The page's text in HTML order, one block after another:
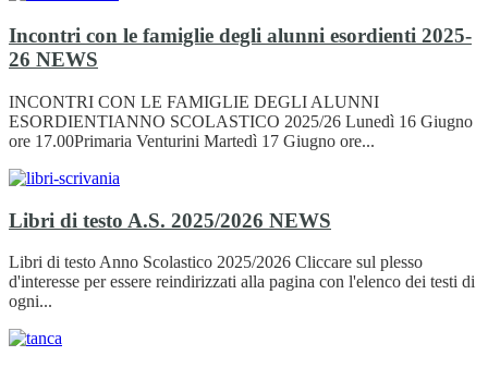
Incontri con le famiglie degli alunni esordienti 2025-
26 NEWS
INCONTRI CON LE FAMIGLIE DEGLI ALUNNI
ESORDIENTIANNO SCOLASTICO 2025/26 Lunedì 16 Giugno
ore 17.00Primaria Venturini Martedì 17 Giugno ore...
Libri di testo A.S. 2025/2026 NEWS
Libri di testo Anno Scolastico 2025/2026 Cliccare sul plesso
d'interesse per essere reindirizzati alla pagina con l'elenco dei testi di
ogni...